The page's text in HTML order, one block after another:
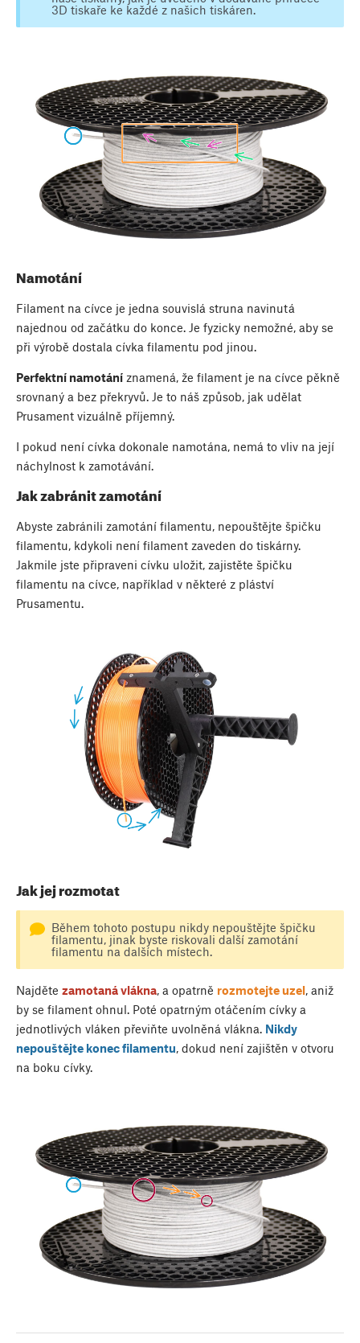
3D tiskaře ke každé z našich tiskáren.
Namotání
Filament na cívce je jedna souvislá struna navinutá
najednou od začátku do konce. Je fyzicky nemožné, aby se
při výrobě dostala cívka filamentu pod jinou.
Perfektní namotání znamená, že filament je na cívce pěkně
srovnaný a bez překryvů. Je to náš způsob, jak udělat
Prusament vizuálně příjemný.
I pokud není cívka dokonale namotána, nemá to vliv na její
náchylnost k zamotávání.
Jak zabránit zamotání
Abyste zabránili zamotání filamentu, nepouštějte špičku
filamentu, kdykoli není filament zaveden do tiskárny.
Jakmile jste připraveni cívku uložit, zajistěte špičku
filamentu na cívce, například v některé z pláství
Prusamentu.
Jak jej rozmotat
Během tohoto postupu nikdy nepouštějte špičku
filamentu, jinak byste riskovali další zamotání
filamentu na dalších místech.
Najděte zamotaná vlákna, a opatrně rozmotejte uzel, aniž
by se filament ohnul. Poté opatrným otáčením cívky a
jednotlivých vláken převiňte uvolněná vlákna. Nikdy
nepouštějte konec filamentu, dokud není zajištěn v otvoru
na boku cívky.